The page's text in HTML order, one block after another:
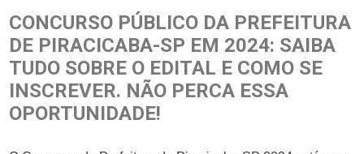
CONCURSO PÚBLICO DA PREFEITURA
DE PIRACICABA-SP EM 2024: SAIBA
TUDO SOBRE O EDITAL E COMO SE
INSCREVER. NÃO PERCA ESSA
OPORTUNIDADE!